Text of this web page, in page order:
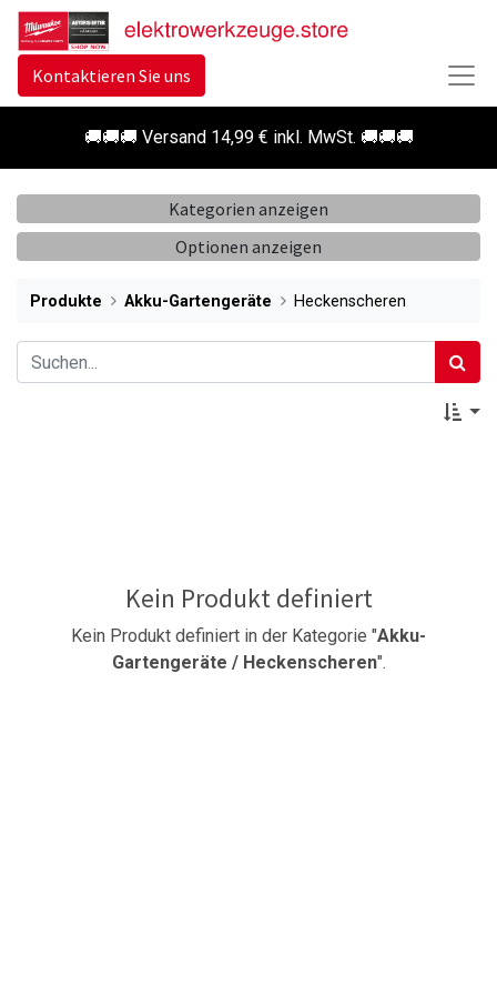
Kontaktieren Sie uns
🚚🚚🚚 Versand 14,99 € inkl. MwSt. 🚚🚚🚚
Kategorien anzeigen
Optionen anzeigen
Produkte Akku-Gartengeräte Heckenscheren
Kein Produkt definiert
Kein Produkt definiert in der Kategorie "Akku-
Gartengeräte / Heckenscheren".